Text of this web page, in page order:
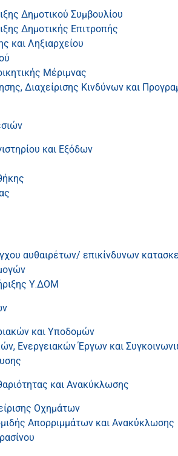
Δημοτικού Συμβουλίου
Δημοτικής Επιτροπής
και Ληξιαρχείου
Μέριμνας
Διαχείρισης Κινδύνων και
και Εξόδων
αυθαιρέτων/ επικίνδυνων
Υ.ΔΟΜ
και Υποδομών
Ενεργειακών Έργων και
και Ανακύκλωσης
Οχημάτων
Απορριμμάτων και Ανακύκλωσης